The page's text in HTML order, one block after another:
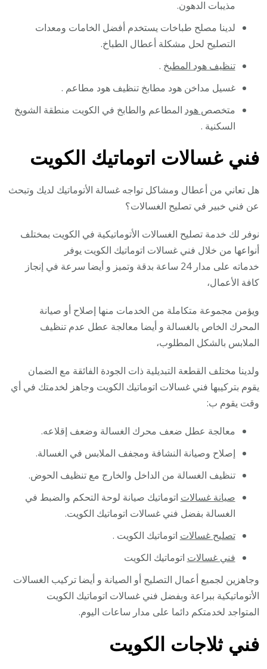
مذيبات الدهون.
لدينا مصلح طباخات يستخدم أفضل الخامات ومعدات
التصليح لحل مشكلة أعطال الطباخ.
تنظيف هود المطبخ .
غسيل مداخن هود مطابخ تنظيف هود مطاعم .
متخصص هود المطاعم والطابخ في الكويت منطقة الشويخ
السكنية .
فني غسالات اتوماتيك الكويت
هل تعاني من أعطال ومشاكل تواجه غسالة الأتوماتيك لديك وتبحث
عن فني خبير في تصليح الغسالات؟
نوفر لك خدمة تصليح الغسالات الأتوماتيكية في الكويت بمختلف
أنواعها من خلال فني غسالات اتوماتيك الكويت يوفر
خدماته على مدار 24 ساعة بدقة وتميز و أيضا سرعة في إنجاز
كافة الأعمال،
ويؤمن مجموعة متكاملة من الخدمات منها إصلاح أو صيانة
المحرك الخاص بالغسالة و أيضا معالجة عطل عدم تنظيف
الملابس بالشكل المطلوب،
ولدينا مختلف القطعة التبديلية ذات الجودة الفائقة مع الضمان
يقوم بتركيبها فني غسالات اتوماتيك الكويت وجاهز لخدمتك في أي
وقت يقوم ب:
معالجة عطل ضعف محرك الغسالة وضعف إقلاعه.
إصلاح وصيانة النشافة ومجفف الملابس في الغسالة.
تنظيف الغسالة من الداخل والخارج مع تنظيف الحوض.
صيانة غسالات اتوماتيك صيانة لوحة التحكم والضبط في
الغسالة بفضل فني غسالات اتوماتيك الكويت.
تصليح غسالات اتوماتيك الكويت .
فني غسالات اتوماتيك الكويت
وجاهزين لجميع أعمال التصليح أو الصيانة و أيضا تركيب الغسالات
الأتوماتيكية ببراعة وبفضل فني غسالات اتوماتيك الكويت
المتواجد لخدمتكم دائما على مدار ساعات اليوم.
فني ثلاجات الكويت